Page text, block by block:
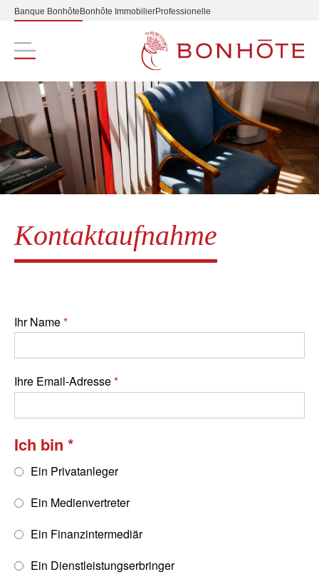
Banque Bonhôte Bonhôte ImmobilierProfessionelle
Navigation principale
Kontaktaufnahme
Ihr Name
Ihre Email-Adresse
Ich bin
Ein Privatanleger
Ein Medienvertreter
Ein Finanzintermediär
Ein Dienstleistungserbringer